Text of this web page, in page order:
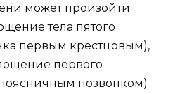
может произойти
тела пятого
первым крестцовым),
первого
позвонком)